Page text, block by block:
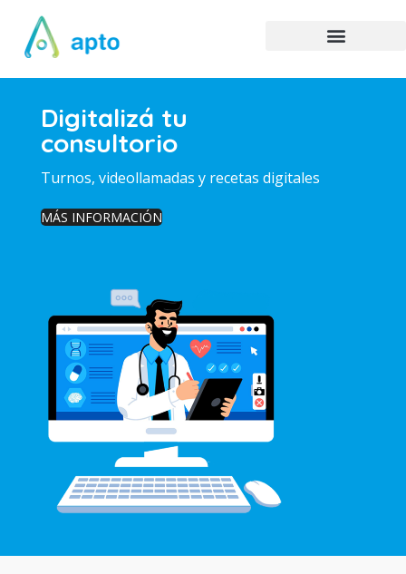
Digitalizá tu
consultorio
Turnos, videollamadas y recetas digitales
MÁS INFORMACIÓN